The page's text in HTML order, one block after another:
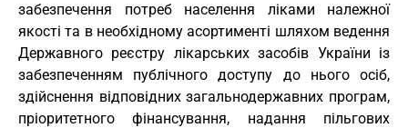
забезпечення потреб населення ліками належної
якості та в необхідному асортименті шляхом ведення
Державного реєстру лікарських засобів України із
забезпеченням публічного доступу до нього осіб,
здійснення відповідних загальнодержавних програм,
пріоритетного фінансування, надання пільгових